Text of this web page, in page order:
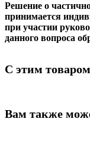
Решение о
принимается
при участии
данного вопроса
С этим
Вам также